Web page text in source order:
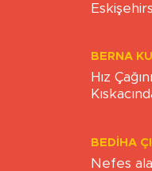
BERNA
Hız
BEDIHA
Nefes